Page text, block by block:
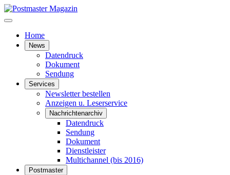
Home
News
Datendruck
Dokument
Sendung
Services
Newsletter bestellen
Anzeigen u. Leserservice
Nachrichtenarchiv
Datendruck
Sendung
Dokument
Dienstleister
Multichannel (bis 2016)
Postmaster